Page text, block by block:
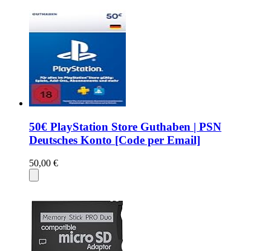
50€ PlayStation Store Guthaben | PSN
Deutsches Konto [Code per Email]
50,00 €